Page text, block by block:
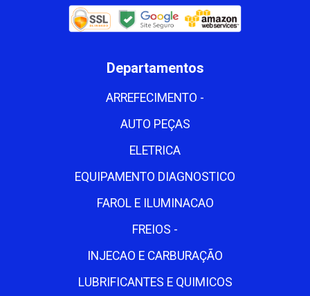
Departamentos
ARREFECIMENTO -
AUTO PEÇAS
ELETRICA
EQUIPAMENTO DIAGNOSTICO
FAROL E ILUMINACAO
FREIOS -
INJECAO E CARBURAÇÃO
LUBRIFICANTES E QUIMICOS